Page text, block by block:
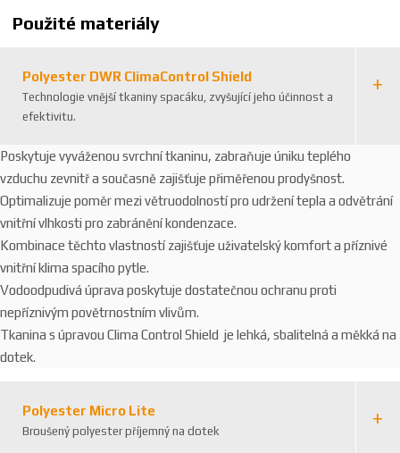
Použité materiály
Polyester DWR ClimaControl Shield
Technologie vnější tkaniny spacáku, zvyšující jeho účinnost a
efektivitu.
Poskytuje vyváženou svrchní tkaninu, zabraňuje úniku teplého
vzduchu zevnitř a současně zajišťuje přiměřenou prodyšnost.
Optimalizuje poměr mezi větruodolností pro udržení tepla a odvětrání
vnitřní vlhkosti pro zabránění kondenzace.
Kombinace těchto vlastností zajišťuje uživatelský komfort a příznivé
vnitřní klima spacího pytle.
Vodoodpudivá úprava poskytuje dostatečnou ochranu proti
nepříznivým povětrnostním vlivům.
Tkanina s úpravou Clima Control Shield je lehká, sbalitelná a měkká na
dotek.
Polyester Micro Lite
Broušený polyester příjemný na dotek